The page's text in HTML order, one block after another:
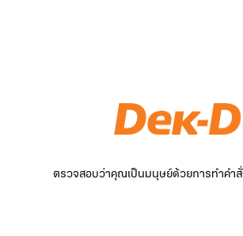
ตรวจสอบว่าคุณเป็นมนุษย์ด้วยการทำคำสั่